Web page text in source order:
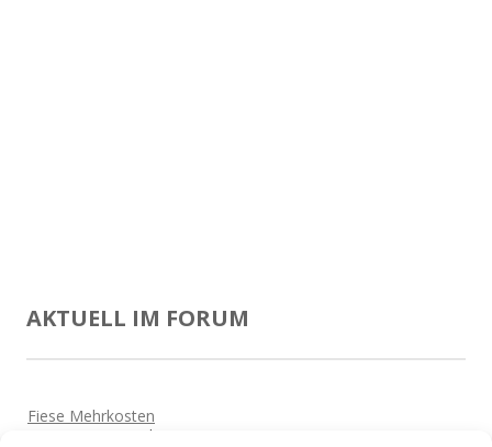
AKTUELL IM FORUM
Fiese Mehrkosten
Vor 5 Jahren